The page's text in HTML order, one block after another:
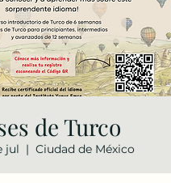
de Turco
jul
  |
Ciudad de México